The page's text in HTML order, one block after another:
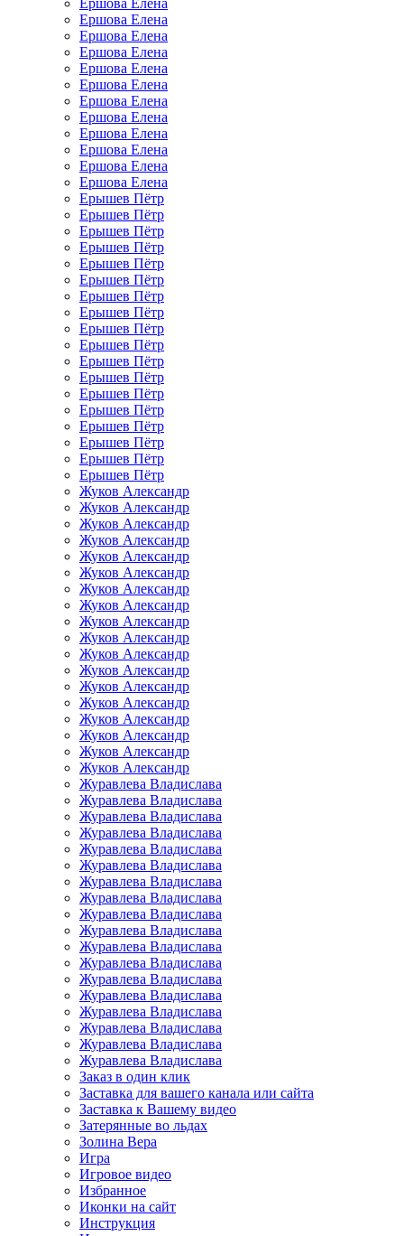
Ершова Елена
Ершова Елена
Ершова Елена
Ершова Елена
Ершова Елена
Ершова Елена
Ершова Елена
Ершова Елена
Ершова Елена
Ершова Елена
Ершова Елена
Ершова Елена
Ерышев Пётр
Ерышев Пётр
Ерышев Пётр
Ерышев Пётр
Ерышев Пётр
Ерышев Пётр
Ерышев Пётр
Ерышев Пётр
Ерышев Пётр
Ерышев Пётр
Ерышев Пётр
Ерышев Пётр
Ерышев Пётр
Ерышев Пётр
Ерышев Пётр
Ерышев Пётр
Ерышев Пётр
Ерышев Пётр
Жуков Александр
Жуков Александр
Жуков Александр
Жуков Александр
Жуков Александр
Жуков Александр
Жуков Александр
Жуков Александр
Жуков Александр
Жуков Александр
Жуков Александр
Жуков Александр
Жуков Александр
Жуков Александр
Жуков Александр
Жуков Александр
Жуков Александр
Жуков Александр
Журавлева Владислава
Журавлева Владислава
Журавлева Владислава
Журавлева Владислава
Журавлева Владислава
Журавлева Владислава
Журавлева Владислава
Журавлева Владислава
Журавлева Владислава
Журавлева Владислава
Журавлева Владислава
Журавлева Владислава
Журавлева Владислава
Журавлева Владислава
Журавлева Владислава
Журавлева Владислава
Журавлева Владислава
Журавлева Владислава
Заказ в один клик
Заставка для вашего канала или сайта
Заставка к Вашему видео
Затерянные во льдах
Золина Вера
Игра
Игровое видео
Избранное
Иконки на сайт
Инструкция